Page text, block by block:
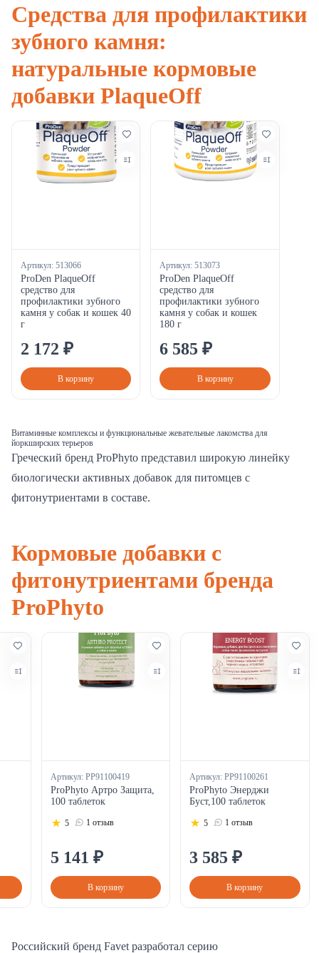
Средства для профилактики
зубного камня:
натуральные кормовые
добавки PlaqueOff
Артикул: 513066
ProDen PlaqueOff
средство для
профилактики зубного
камня у собак и кошек 40
г
2 172 ₽
В корзину
Артикул:513073
ProDen PlaqueOff
средство для
профилактики зубного
камня у собак и кошек
180 г
6 585 ₽
В корзину
Витаминные комплексы и функциональные жевательные лакомства для
йоркширских терьеров
Греческий бренд ProPhyto представил широкую линейку
биологически активных добавок для питомцев с
фитонутриентами в составе.
Кормовые добавки с
фитонутриентами бренда
ProPhyto
Артикул: PP91100419
ProPhyto Артро Защита,
100 таблеток
5 1 отзыв
5 141 ₽
В корзину
Артикул: PP91100261
ProPhyto Энерджи
Буст,100 таблеток
5 1 отзыв
3 585 ₽
В корзину
Российский бренд Favet разработал серию